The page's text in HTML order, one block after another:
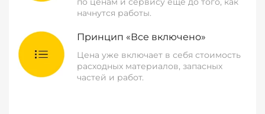
начнутся работы.
Принцип «Все включено»
Цена уже включает в себя стоимость
расходных материалов, запасных
частей и работ.